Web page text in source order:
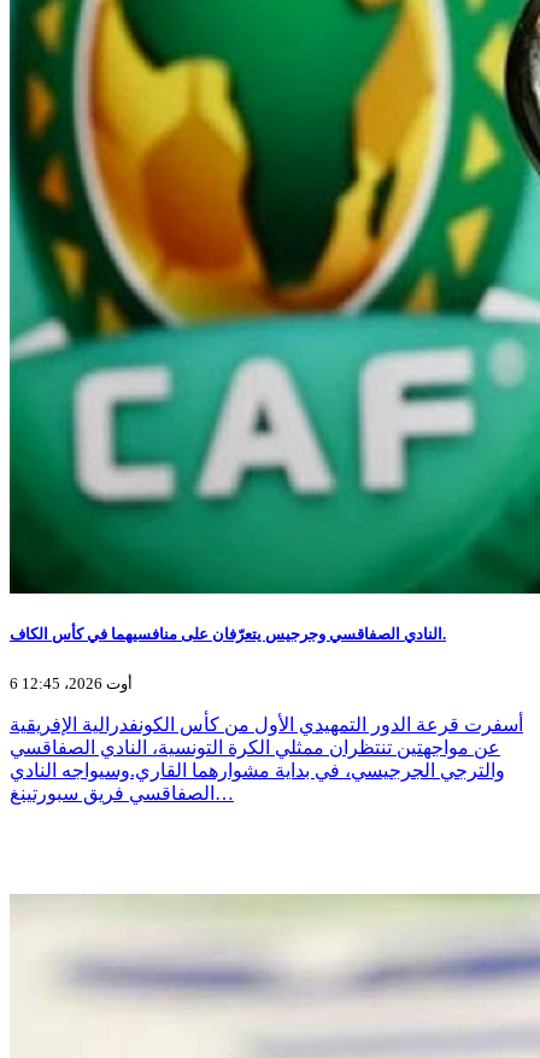
النادي الصفاقسي وجرجيس يتعرّفان على منافسيهما في كأس الكاف.
6 أوت 2026، 12:45
أسفرت قرعة الدور التمهيدي الأول من كأس الكونفدرالية الإفريقية
عن مواجهتين تنتظران ممثلي الكرة التونسية، النادي الصفاقسي
والترجي الجرجيسي، في بداية مشوارهما القاري.وسيواجه النادي
الصفاقسي فريق سبورتينغ…